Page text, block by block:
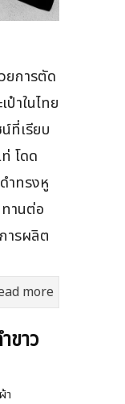
การตัด
าในไทย
ที่เรียบ
โดด
ำทรงหู
านต่อ
ารผลิต
more
ขาว
า